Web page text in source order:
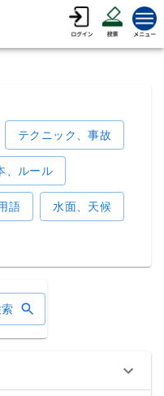
テクニック、事故
、ルール
語 水面、天候